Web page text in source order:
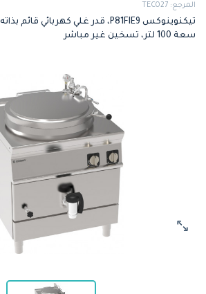
المرجع: TEC027
تيكنوينوكس P81FIE9، قدر غلي كهربائي قائم بذاته
سعة 100 لتر، تسخين غير مباشر